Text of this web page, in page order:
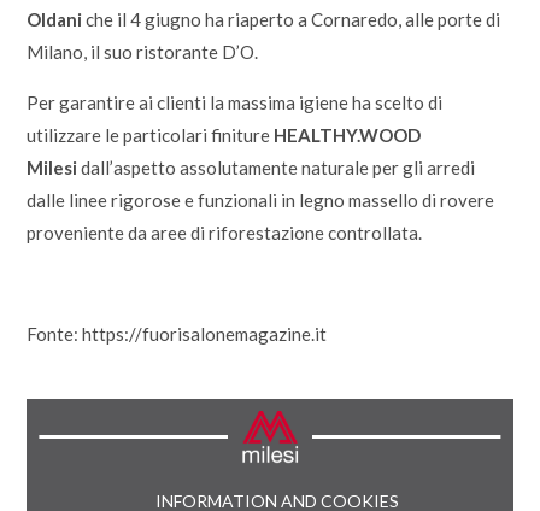
Oldaniche il 4 giugno ha riaperto a Cornaredo, alle porte di
Milano, il suo ristorante D’O.
Per garantire ai clienti la massima igiene ha scelto di
utilizzare le particolari finiture HEALTHY.WOOD
Milesi dall’aspetto assolutamente naturale per gli arredi
dalle linee rigorose e funzionali in legno massello di rovere
proveniente da aree di riforestazione controllata.
Fonte: https://fuorisalonemagazine.it
INFORMATION AND COOKIES